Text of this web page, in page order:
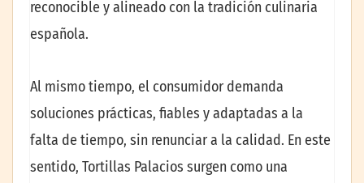
reconocible y alineado con la tradición culinaria
española.
Al mismo tiempo, el consumidor demanda
soluciones prácticas, fiables y adaptadas a la
falta de tiempo, sin renunciar a la calidad. En este
sentido, Tortillas Palacios surgen como una